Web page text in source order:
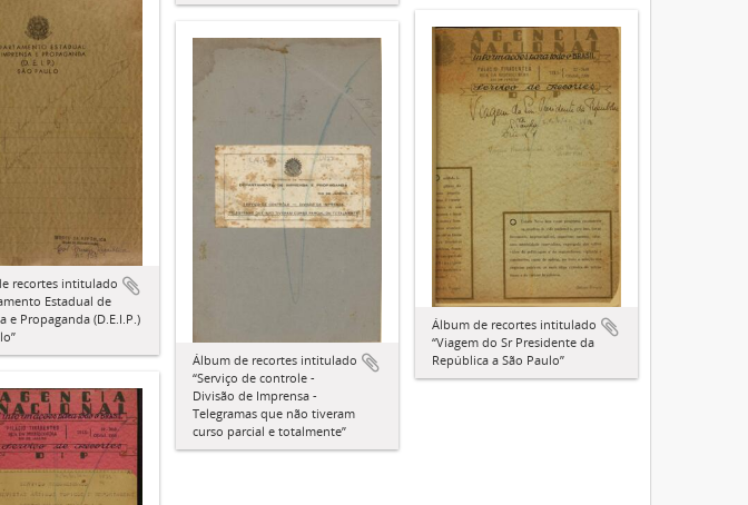
recortes intitulado
Estadual de
e Propaganda (D.E.I.P.)
Álbum de recortes intitulado
“Viagem do Sr Presidente da
República a São Paulo”
Álbum de recortes intitulado
“Serviço de controle -
Divisão de Imprensa -
Telegramas que não tiveram
curso parcial e totalmente”